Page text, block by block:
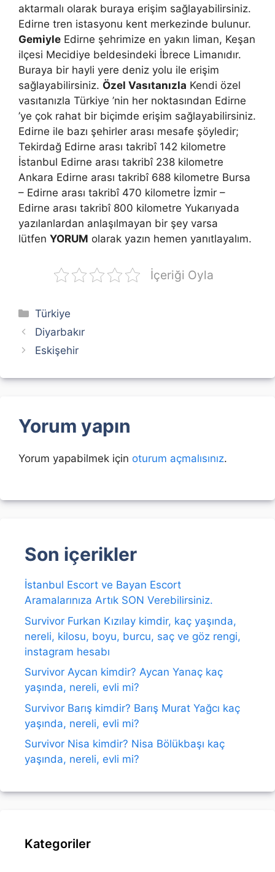
aktarmalı olarak buraya erişim sağlayabilirsiniz.
Edirne tren istasyonu kent merkezinde bulunur.
Gemiyle Edirne şehrimize en yakın liman, Keşan
ilçesi Mecidiye beldesindeki İbrece Limanıdır.
Buraya bir hayli yere deniz yolu ile erişim
sağlayabilirsiniz. Özel Vasıtanızla Kendi özel
vasıtanızla Türkiye ’nin her noktasından Edirne
’ye çok rahat bir biçimde erişim sağlayabilirsiniz.
Edirne ile bazı şehirler arası mesafe şöyledir;
Tekirdağ Edirne arası takribî 142 kilometre
İstanbul Edirne arası takribî 238 kilometre
Ankara Edirne arası takribî 688 kilometre Bursa
– Edirne arası takribî 470 kilometre İzmir –
Edirne arası takribî 800 kilometre Yukarıyada
yazılanlardan anlaşılmayan bir şey varsa
lütfen YORUM olarak yazın hemen yanıtlayalım.
İçeriği Oyla
Kategoriler
Türkiye
Diyarbakır
Eskişehir
Yorum yapın
Yorum yapabilmek için oturum açmalısınız.
Son içerikler
İstanbul Escort ve Bayan Escort
Aramalarınıza Artık SON Verebilirsiniz.
Survivor Furkan Kızılay kimdir, kaç yaşında,
nereli, kilosu, boyu, burcu, saç ve göz rengi,
instagram hesabı
Survivor Aycan kimdir? Aycan Yanaç kaç
yaşında, nereli, evli mi?
Survivor Barış kimdir? Barış Murat Yağcı kaç
yaşında, nereli, evli mi?
Survivor Nisa kimdir? Nisa Bölükbaşı kaç
yaşında, nereli, evli mi?
Kategoriler